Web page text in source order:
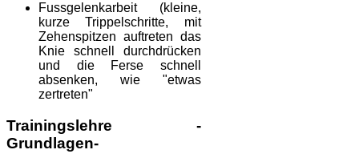
Fussgelenkarbeit (kleine,
kurze Trippelschritte, mit
Zehenspitzen auftreten das
Knie schnell durchdrücken
und die Ferse schnell
absenken, wie "etwas
zertreten"
Trainingslehre -
Grundlagen-